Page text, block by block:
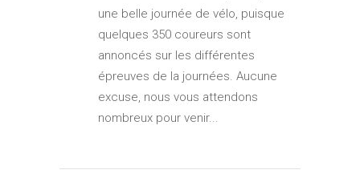
une belle journée de vélo, puisque
quelques 350 coureurs sont
annoncés sur les différentes
épreuves de la journées. Aucune
excuse, nous vous attendons
nombreux pour venir...